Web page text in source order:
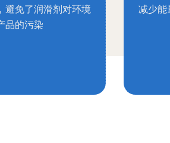
避免了润滑剂对环境
品的污染
减少能